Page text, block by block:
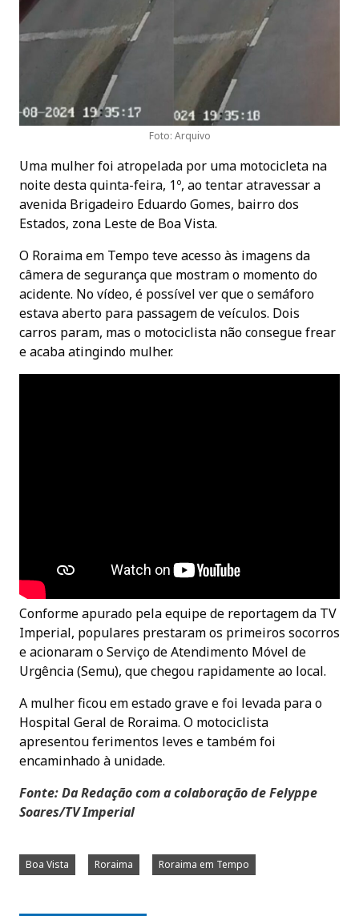
Foto: Arquivo
Uma mulher foi atropelada por uma motocicleta na
noite desta quinta-feira, 1º, ao tentar atravessar a
avenida Brigadeiro Eduardo Gomes, bairro dos
Estados, zona Leste de Boa Vista.
O Roraima em Tempo teve acesso às imagens da
câmera de segurança que mostram o momento do
acidente. No vídeo, é possível ver que o semáforo
estava aberto para passagem de veículos. Dois
carros param, mas o motociclista não consegue frear
e acaba atingindo mulher.
Conforme apurado pela equipe de reportagem da TV
Imperial, populares prestaram os primeiros socorros
e acionaram o Serviço de Atendimento Móvel de
Urgência (Semu), que chegou rapidamente ao local.
A mulher ficou em estado grave e foi levada para o
Hospital Geral de Roraima. O motociclista
apresentou ferimentos leves e também foi
encaminhado à unidade.
Fonte: Da Redação com a colaboração de Felyppe
Soares/TV Imperial
Boa Vista Roraima Roraima em Tempo